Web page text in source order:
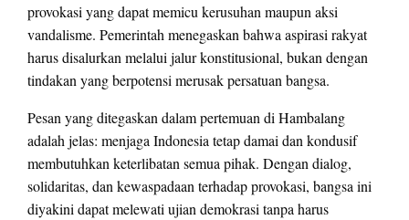
provokasi yang dapat memicu kerusuhan maupun aksi
vandalisme. Pemerintah menegaskan bahwa aspirasi rakyat
harus disalurkan melalui jalur konstitusional, bukan dengan
tindakan yang berpotensi merusak persatuan bangsa.
Pesan yang ditegaskan dalam pertemuan di Hambalang
adalah jelas: menjaga Indonesia tetap damai dan kondusif
membutuhkan keterlibatan semua pihak. Dengan dialog,
solidaritas, dan kewaspadaan terhadap provokasi, bangsa ini
diyakini dapat melewati ujian demokrasi tanpa harus